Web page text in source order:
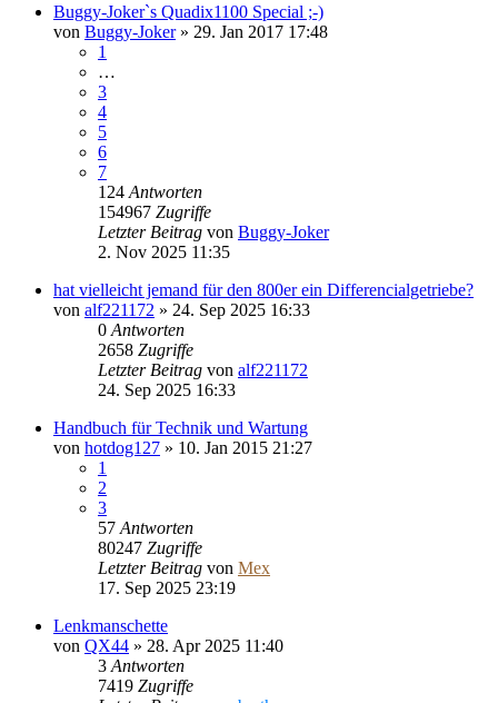
Buggy-Joker`s Quadix1100 Special ;-)
von Buggy-Joker» 29. Jan 2017 17:48
1
…
3
4
5
6
7
124 Antworten
154967 Zugriffe
Letzter Beitrag von Buggy-Joker
2. Nov 2025 11:35
hat vielleicht jemand für den 800er ein Differencialgetriebe?
von alf221172 » 24. Sep 2025 16:33
0 Antworten
2658 Zugriffe
Letzter Beitrag von alf221172
24. Sep 2025 16:33
Handbuch für Technik und Wartung
von hotdog127 » 10. Jan 2015 21:27
1
2
3
57 Antworten
80247 Zugriffe
Letzter Beitrag von Mex
17. Sep 2025 23:19
Lenkmanschette
von QX44 » 28. Apr 2025 11:40
3 Antworten
7419 Zugriffe